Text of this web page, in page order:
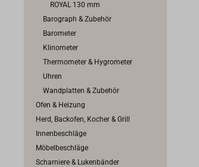
ROYAL 130 mm
Barograph & Zubehör
Barometer
Klinometer
Thermometer & Hygrometer
Uhren
Wandplatten & Zubehör
Ofen & Heizung
Herd, Backofen, Kocher & Grill
Innenbeschläge
Möbelbeschläge
Scharniere & Lukenbänder